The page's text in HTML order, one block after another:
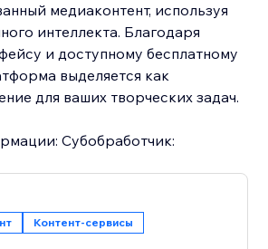
медиаконтент, используя
интеллекта. Благодаря
и доступному бесплатному
выделяется как
для ваших творческих задач.
Субобработчик:
Контент-сервисы